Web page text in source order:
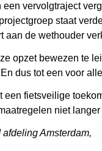
een vervolgtraject
staat
aan de wethouder
opzet bewezen te
dus tot een voor
een fietsveilige
niet
Amsterdam,